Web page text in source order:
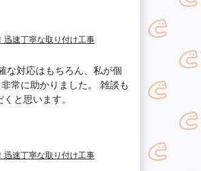
迅速丁寧な取り付け工事
な対応はもちろん、私が個
常に助かりました。 雑談も
と思います。
迅速丁寧な取り付け工事